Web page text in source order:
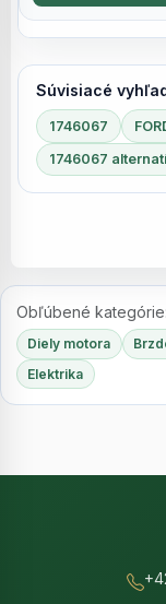
Súvisiacé
1746067
1746067
Obľúbené kategórie:
Diely motora
Elektrika